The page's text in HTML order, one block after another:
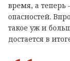
время, а
опасностей.
такое уж и
достается в